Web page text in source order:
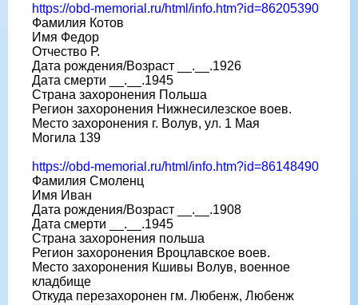
https://obd-memorial.ru/html/info.htm?id=86205390
Фамилия Котов
Имя Федор
Отчество Р.
Дата рождения/Возраст __.__.1926
Дата смерти __.__.1945
Страна захоронения Польша
Регион захоронения Нижнесилезское воев.
Место захоронения г. Волув, ул. 1 Мая
Могила 139
https://obd-memorial.ru/html/info.htm?id=86148490
Фамилия Смоленц
Имя Иван
Дата рождения/Возраст __.__.1908
Дата смерти __.__.1945
Страна захоронения польша
Регион захоронения Вроцлавское воев.
Место захоронения Кшивы Волув, военное
кладбище
Откуда перезахоронен гм. Любенж, Любенж